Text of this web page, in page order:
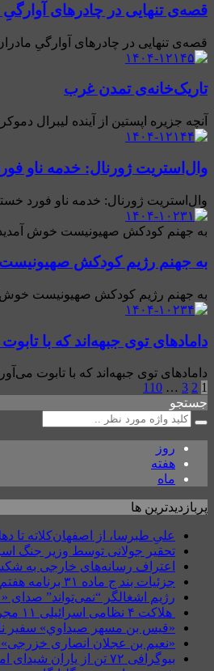
قصه‌ی تنهایی در چادرهای آوارگیِ
قصه‌ی تنهایی در چادرهای آوارگیِ
تاریک‌خانه‌ی تمدن غرب
آنچه جزیره اپستین از آینده لیبرال
وال‌استریت ژورنال: خدمه ناو
وال‌استریت ژورنال: خدمه ناو فورد
به جهنم کودکش صهیونیست خوش آمدید
به جهنم رژیم کودکش
به جهنم رژیم کودکش صهیونیست خوش آمدید نویسنده:
دامادهای توی جبهه‌اند که با
دامادهای توی جبهه‌اند که با تابوت
1
2
3
…
110
جستجو
روز
هفته
ماه
پربازدیدترین ها
علیِ طبرسا، از اصفهان‌کلاته تا
تحقیر جولانی توسط وزیر جنگ
اعتراف رسانه‌های خارجی به
جزئیات بند ج ماده ۳۱ برنامه هفتم توسعه در مورد ایثارگران
رژیم اشغالگر “نمی‌تواند”
هلاکت ۴ نظامی اسرائیلی ۱۱ مجروح در نبرد با رزمندگان حزب‌الله در جنوب لبنان + عکس
«قيس بن مسهر صيداوي» سفیر
«نعیم بن عجلان انصاری
بیوگرافی ۷۲ تن از یاران شیدای امام حسین علیه‌السلام